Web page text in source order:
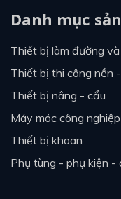
Danh mục
thiết bị làm đường
thiết bị thi công nền
thiết bị nâng - cẩu
máy móc công
thiết bị khoan
phụ tùng - phụ kiện -